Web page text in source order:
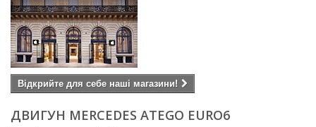
Відкрийте для себе наші магазини!
ДВИГУН MERCEDES ATEGO EURO6